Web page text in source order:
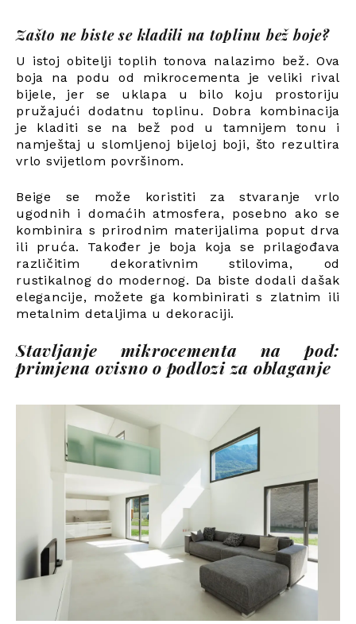
Zašto ne biste se kladili na toplinu bež boje?
U istoj obitelji toplih tonova nalazimo bež. Ova
boja na podu od mikrocementa je veliki rival
bijele, jer se uklapa u bilo koju prostoriju
pružajući dodatnu toplinu. Dobra kombinacija
je kladiti se na bež pod u tamnijem tonu i
namještaj u slomljenoj bijeloj boji, što rezultira
vrlo svijetlom površinom.
Beige se može koristiti za stvaranje vrlo
ugodnih i domaćih atmosfera, posebno ako se
kombinira s prirodnim materijalima poput drva
ili pruća. Također je boja koja se prilagođava
različitim dekorativnim stilovima, od
rustikalnog do modernog. Da biste dodali dašak
elegancije, možete ga kombinirati s zlatnim ili
metalnim detaljima u dekoraciji.
Stavljanje mikrocementa na pod:
primjena ovisno o podlozi za oblaganje